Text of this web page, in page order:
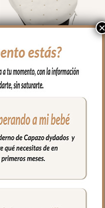
5415 Colchas Capazo Cris
Piqué Crudo Bordado
Estrellas Tostado
Seleccionar opciones
×